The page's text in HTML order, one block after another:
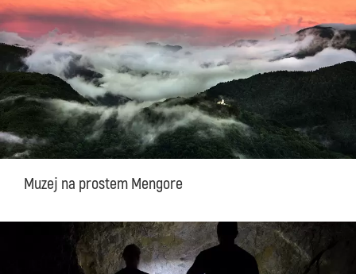
Muzej na prostem Mengore